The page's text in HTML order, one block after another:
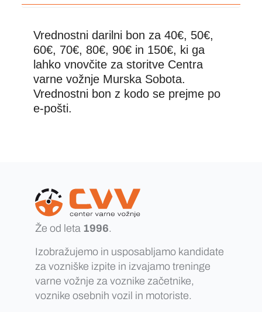
Vrednostni darilni bon za 40€, 50€,
60€, 70€, 80€, 90€ in 150€, ki ga
lahko vnovčite za storitve Centra
varne vožnje Murska Sobota.
Vrednostni bon z kodo se prejme po
e-pošti.
Že od leta 1996.
Izobražujemo in usposabljamo kandidate
za vozniške izpite in izvajamo treninge
varne vožnje za voznike začetnike,
voznike osebnih vozil in motoriste.